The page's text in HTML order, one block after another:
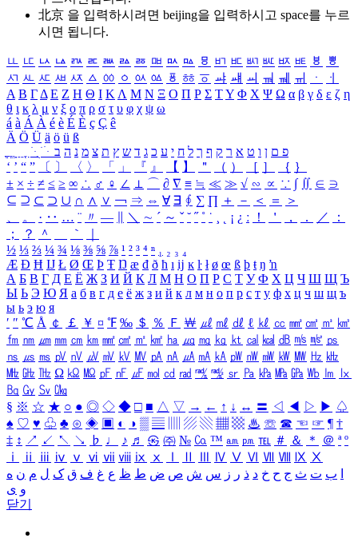
北京 을 입력하시려면 beijing을 입력하시고 space를 누르
시면 됩니다.
ㅥ ㅦ ㅧ ㅨ ㅩ ㅪ ㅫ ㅬ ㅭ ㅮ ㅯ ㅰ ㅱ ㅲ ㅳ ㅴ ㅵ ㅶ ㅷ ㅸ
ㅹ
ㅺ ㅻ ㅼ ㅽ ㅾ ㅿ ㆀ ㆁ ㆂ ㆃ ㆄ ㆅ ㆆ ㆇ ㆈ ㆉ ㆊ ㆋ ㆌ ㆍ
ㆎ
Α Β ΓΔ Ε Ζ Η Θ Ι ΚΛ Μ Ν Ξ Ο Π Ρ Σ ΤΥ Φ Χ Ψ Ω α β γ δ ε ζ η
θ ι κ λ μ ν ξ ο π ρ σ τ υ φ χ ψ ω
á à Á À é è É È ç Ç ê
Ä Ö Ü ä ö ü ß
ִֶֹ ֻּ ׁׂ פ ם ן ו ט א ר ק ף ך ל ח י ע כ ג ד ש ץ ת צ מ נ ה ב
‘ ’ “ ” 〔 〕 〈 〉 「 」 『 』 【 】 ＂ （ ） ［ ］ ｛ ｝
± × ÷ ≠ ≤ ≥ ∞ ∴ ♂ ♀ ∠ ⊥ ⌒ ∂ ∇ ≡ ≒ ≪ ≫ √ ∽ ∝ ∵ ∫ ∬ ∈ ∋
⊆ ⊇ ⊂ ⊃ ∪ ∩ ∧ ∨ ￢ ⇒ ⇔ ∀ ∃ ∮ ∑ ∏ ＋ － ＜ ＝
＞
、
。 · ‥ … ¨ 〃 ― ＼ ∼ ´ ～ ˇ ˘ ˝ ˚ ˙ ¸ ¡ ¿ ː ！ ＇ ， ． ／
：
；
？ ＾ ｀
½ ⅓ ⅔ ¼ ¾ ⅛ ⅜ ⅝ ⅞ ¹ ² ³ ⁴ ⁿ ₁ ₂ ₃ ₄
Æ Ð Ħ Ĳ Ł Ø Œ Þ Ŧ Ŋ æ đ ð ħ ı ĳ ĸ ŀ ł ø œ ß þ ŧ ŋ ŉ
А Б В Г Д Е Ё Ж З И Й К Л М Н О П Р С Т У Ф Х Ц Ч Ш Щ Ъ
Ы Ь Э Ю Я а б в г д е ё ж з и й к л м н о п р с т у ф х ц ч ш щ ъ
ы ь э ю я
′ ″ ℃ Å ￠ ￡ ￥ ¤ ℉ ‰ ＄ ％ Ｆ ￦ ㎕ ㎖ ㎗ ℓ ㎘ ㏄ ㎣ ㎤ ㎥ ㎦
㎙ ㎚ ㎛ ㎜ ㎝ ㎞ ㎟ ㎠ ㎡ ㎢ ㏊ ㎍ ㎎ ㎏ ㏏ ㎈ ㎉ ㏈ ㎧ ㎨ ㎰
㎱ ㎲ ㎳ ㎴ ㎵ ㎶ ㎷ ㎸ ㎹ ㎀ ㎁ ㎂ ㎃ ㎄ ㎺ ㎻ ㎽ ㎾ ㎿ ㎐ ㎑
㎒ ㎓ ㎔ Ω ㏀ ㏁ ㎊ ㎋ ㎌ ㏖ ㏅ ㎭ ㎮ ㎯ ㏛ ㎩ ㎪ ㎫ ㎬ ㏝ ㏐
㏓
㏃ ㏉ ㏜ ㏆
§ ※ ☆ ★ ○ ● ◎ ◇ ◆ □ ■ △ ▽ → ← ↑ ↓ ↔ 〓 ◁ ◀ ▷ ▶ ♤
♠ ♡ ♥ ♧ ♣ ⊙ ◈ ▣ ◐ ◑ ▒ ▤ ▨ ▧ ▦ ▩ ♨ ☏ ☎ ☜ ☞ ¶ †
‡ ↕ ↗ ↙ ↖ ↘ ♭ ♩ ♪ ♬ ㉿ ㈜ № ㏇ ™ ㏂ ㏘ ℡ ＃ ＆ ＊ ＠ ª º
ⅰ
ⅱ ⅲ ⅳ ⅴ ⅵ ⅶ ⅷ ⅸ ⅹ Ⅳ Ⅴ Ⅵ Ⅶ Ⅷ Ⅸ Ⅹ
ب ت ث ج ح خ د ذ ر ز س ش ص ض ط ظ ع غ ف ق ک ل م ن ه
و ی
닫기